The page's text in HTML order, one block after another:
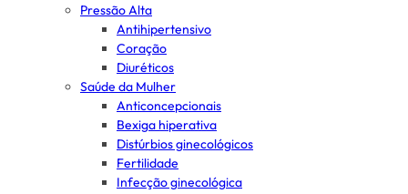
Pressão Alta
Antihipertensivo
Coração
Diuréticos
Saúde da Mulher
Anticoncepcionais
Bexiga hiperativa
Distúrbios ginecológicos
Fertilidade
Infecção ginecológica